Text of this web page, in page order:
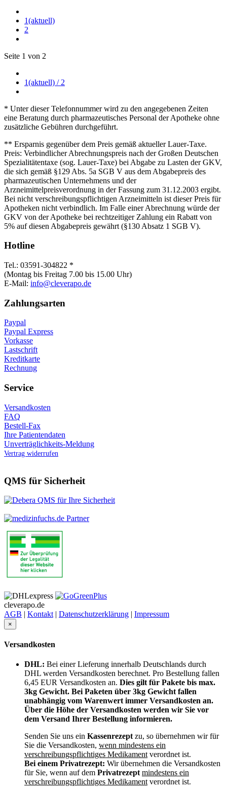
1(aktuell)
2
Seite 1 von 2
1(aktuell) / 2
* Unter dieser Telefonnummer wird zu den angegebenen Zeiten
eine Beratung durch pharmazeutisches Personal der Apotheke ohne
zusätzliche Gebühren durchgeführt.
** Ersparnis gegenüber dem Preis gemäß aktueller Lauer-Taxe.
Preis: Verbindlicher Abrechnungspreis nach der Großen Deutschen
Spezialitätentaxe (sog. Lauer-Taxe) bei Abgabe zu Lasten der GKV,
die sich gemäß §129 Abs. 5a SGB V aus dem Abgabepreis des
pharmazeutischen Unternehmens und der
Arzneimittelpreisverordnung in der Fassung zum 31.12.2003 ergibt.
Bei nicht verschreibungspflichtigen Arzneimitteln ist dieser Preis für
Apotheken nicht verbindlich. Im Falle einer Abrechnung würde der
GKV von der Apotheke bei rechtzeitiger Zahlung ein Rabatt von
5% auf diesen Abgabepreis gewährt (§130 Absatz 1 SGB V).
Hotline
Tel.: 03591-304822 *
(Montag bis Freitag 7.00 bis 15.00 Uhr)
E-Mail: info@cleverapo.de
Zahlungsarten
Paypal
Paypal Express
Vorkasse
Lastschrift
Kreditkarte
Rechnung
Service
Versandkosten
FAQ
Bestell-Fax
Ihre Patientendaten
Unverträglichkeits-Meldung
Vertrag widerrufen
QMS für Sicherheit
cleverapo.de
AGB | Kontakt | Datenschutzerklärung | Impressum
×
Versandkosten
DHL: Bei einer Lieferung innerhalb Deutschlands durch
DHL werden Versandkosten berechnet. Pro Bestellung fallen
6,45 EUR Versandkosten an. Dies gilt für Pakete bis max.
3kg Gewicht. Bei Paketen über 3kg Gewicht fallen
unabhängig vom Warenwert immer Versandkosten an.
Über die Höhe der Versandkosten werden wir Sie vor
dem Versand Ihrer Bestellung informieren.
Senden Sie uns ein Kassenrezeptzu, so übernehmen wir für
Sie die Versandkosten, wenn mindestens ein
verschreibungspflichtiges Medikamentverordnet ist.
Bei einem Privatrezept: Wir übernehmen die Versandkosten
für Sie, wenn auf dem Privatrezept mindestens ein
verschreibungspflichtiges Medikamentverordnet ist.